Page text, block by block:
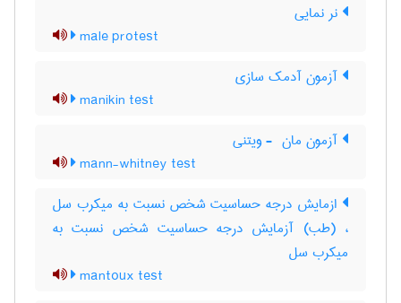
نر نمایی
male protest
آزمون آدمک سازی
manikin test
آزمون مان ‎ - ویتنی
mann-whitney test
ازمایش درجه حساسیت شخص نسبت به میکرب سل
، (طب) آزمایش درجه حساسیت شخص نسبت به
میکرب سل
mantoux test